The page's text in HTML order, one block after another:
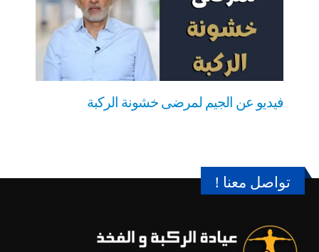
فيديو عن الجيم لمرضى خشونة الركبة
تواصل معنا !